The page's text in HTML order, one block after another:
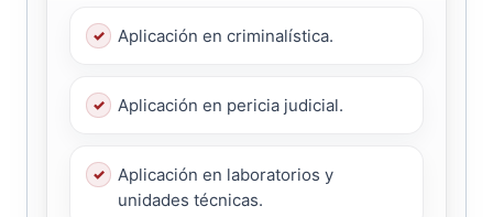
Aplicación en criminalística.
Aplicación en pericia judicial.
Aplicación en laboratorios y
unidades técnicas.